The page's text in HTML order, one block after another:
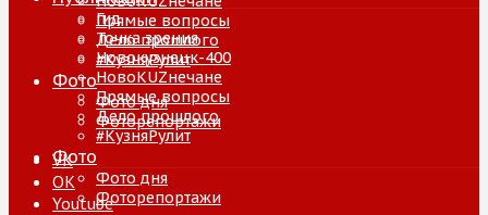
Прямые вопросы
Дело прошлого
#КузняРулит
Фото
Фото дня
Фоторепортажи
VK
ОК
Youtube
Гид
Точка зрения
Новокузнецк-400
НовоKUZнечане
Прямые вопросы
Дело прошлого
#КузняРулит
Фото
Фото дня
Фоторепортажи